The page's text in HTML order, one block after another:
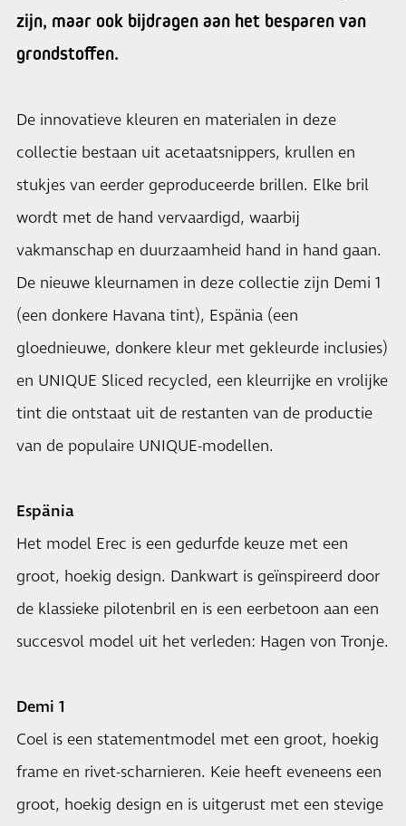
zijn, maar ook bijdragen aan het besparen van
grondstoffen.
De innovatieve kleuren en materialen in deze
collectie bestaan uit acetaatsnippers, krullen en
stukjes van eerder geproduceerde brillen. Elke bril
wordt met de hand vervaardigd, waarbij
vakmanschap en duurzaamheid hand in hand gaan.
De nieuwe kleurnamen in deze collectie zijn Demi 1
(een donkere Havana tint), Espänia (een
gloednieuwe, donkere kleur met gekleurde inclusies)
en UNIQUE Sliced recycled, een kleurrijke en vrolijke
tint die ontstaat uit de restanten van de productie
van de populaire UNIQUE-modellen.
Espänia
Het model Erec is een gedurfde keuze met een
groot, hoekig design. Dankwart is geïnspireerd door
de klassieke pilotenbril en is een eerbetoon aan een
succesvol model uit het verleden: Hagen von Tronje.
Demi 1
Coel is een statementmodel met een groot, hoekig
frame en rivet-scharnieren. Keie heeft eveneens een
groot, hoekig design en is uitgerust met een stevige